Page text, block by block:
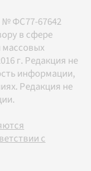
№ ФС77-67642
в сфере
г. Редакция не
информации,
Редакция не
с